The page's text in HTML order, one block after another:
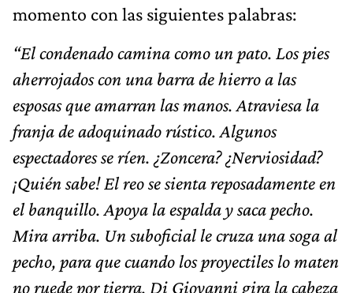
momento con las siguientes palabras:
“El condenado camina como un pato. Los pies
aherrojados con una barra de hierro a las
esposas que amarran las manos. Atraviesa la
franja de adoquinado rústico. Algunos
espectadores se ríen. ¿Zoncera? ¿Nerviosidad?
¡Quién sabe! El reo se sienta reposadamente en
el banquillo. Apoya la espalda y saca pecho.
Mira arriba. Un suboficial le cruza una soga al
pecho, para que cuando los proyectiles lo maten
no ruede por tierra. Di Giovanni gira la cabeza